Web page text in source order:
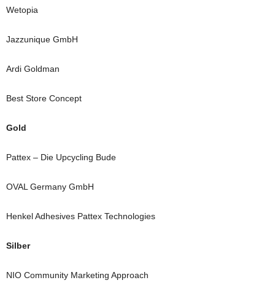
Wetopia
Jazzunique GmbH
Ardi Goldman
Best Store Concept
Gold
Pattex – Die Upcycling Bude
OVAL Germany GmbH
Henkel Adhesives Pattex Technologies
Silber
NIO Community Marketing Approach